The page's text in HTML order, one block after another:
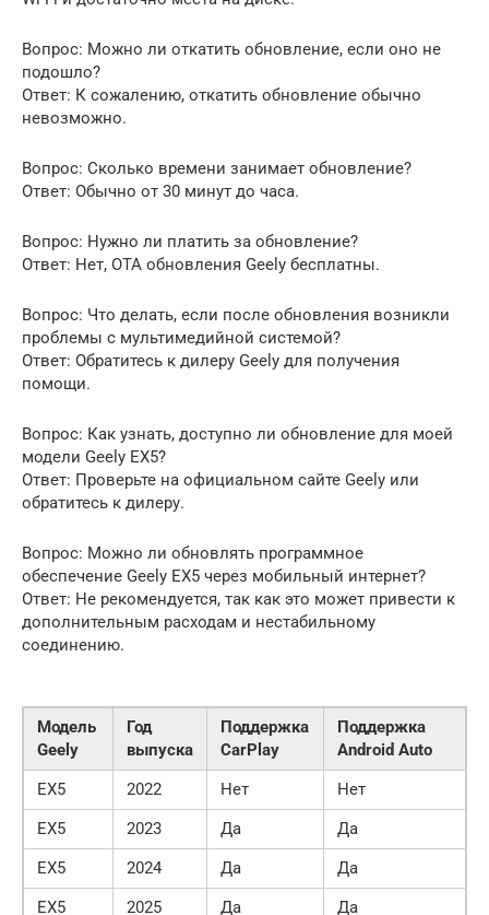
Вопрос: Можно ли откатить обновление, если оно не
подошло?
Ответ: К сожалению, откатить обновление обычно
невозможно.
Вопрос: Сколько времени занимает обновление?
Ответ: Обычно от 30 минут до часа.
Вопрос: Нужно ли платить за обновление?
Ответ: Нет, OTA обновления Geely бесплатны.
Вопрос: Что делать, если после обновления возникли
проблемы с мультимедийной системой?
Ответ: Обратитесь к дилеру Geely для получения
помощи.
Вопрос: Как узнать, доступно ли обновление для моей
модели Geely EX5?
Ответ: Проверьте на официальном сайте Geely или
обратитесь к дилеру.
Вопрос: Можно ли обновлять программное
обеспечение Geely EX5 через мобильный интернет?
Ответ: Не рекомендуется, так как это может привести к
дополнительным расходам и нестабильному
соединению.
Модель
Geely
Год
выпуска
Поддержка
CarPlay
Поддержка
Android Auto
EX5
2022 Нет
Нет
EX5
2023 Да
Да
EX5
2024 Да
Да
EX5
2025 Да Да